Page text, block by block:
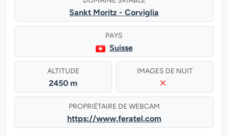
Sankt Moritz - Corviglia
PAYS
Suisse
ALTITUDE
2450 m
IMAGES DE NUIT
PROPRIÉTAIRE DE WEBCAM
https://www.feratel.com